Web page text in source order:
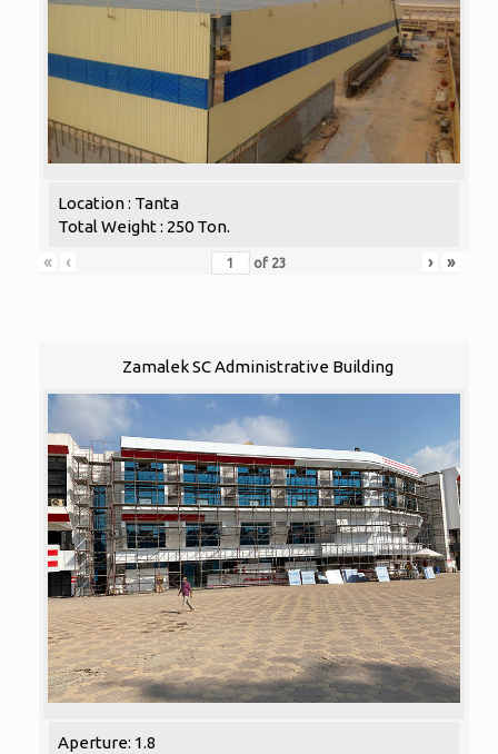
Location : Tanta
Total Weight : 250 Ton.
«
‹ of 23 › »
Zamalek SC Administrative Building
Aperture: 1.8